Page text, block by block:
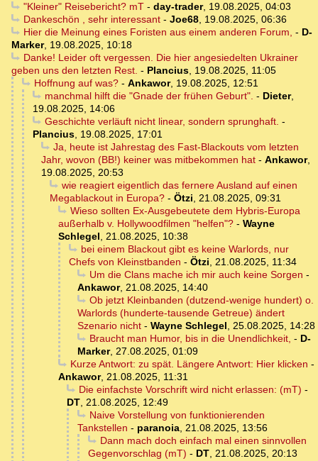
"Kleiner" Reisebericht? mT- day-trader, 19.08.2025, 04:03
Dankeschön , sehr interessant- Joe68, 19.08.2025, 06:36
Hier die Meinung eines Foristen aus einem anderen Forum, - D-
Marker, 19.08.2025, 10:18
Danke! Leider oft vergessen. Die hier angesiedelten Ukrainer
geben uns den letzten Rest. - Plancius, 19.08.2025, 11:05
Hoffnung auf was?- Ankawor, 19.08.2025, 12:51
manchmal hilft die "Gnade der frühen Geburt". - Dieter,
19.08.2025, 14:06
Geschichte verläuft nicht linear, sondern sprunghaft. -
Plancius, 19.08.2025, 17:01
Ja, heute ist Jahrestag des Fast-Blackouts vom letzten
Jahr, wovon (BB!) keiner was mitbekommen hat - Ankawor,
19.08.2025, 20:53
wie reagiert eigentlich das fernere Ausland auf einen
Megablackout in Europa? - Ötzi, 21.08.2025, 09:31
Wieso sollten Ex-Ausgebeutete dem Hybris-Europa
außerhalb v. Hollywoodfilmen "helfen"? - Wayne
Schlegel, 21.08.2025, 10:38
bei einem Blackout gibt es keine Warlords, nur
Chefs von Kleinstbanden - Ötzi, 21.08.2025, 11:34
Um die Clans mache ich mir auch keine Sorgen -
Ankawor, 21.08.2025, 14:40
Ob jetzt Kleinbanden (dutzend-wenige hundert) o.
Warlords (hunderte-tausende Getreue) ändert
Szenario nicht - Wayne Schlegel, 25.08.2025, 14:28
Braucht man Humor, bis in die Unendlichkeit, - D-
Marker, 27.08.2025, 01:09
Kurze Antwort: zu spät. Längere Antwort: Hier klicken -
Ankawor, 21.08.2025, 11:31
Die einfachste Vorschrift wird nicht erlassen: (mT) -
DT, 21.08.2025, 12:49
Naive Vorstellung von funktionierenden
Tankstellen - paranoia, 21.08.2025, 13:56
Dann mach doch einfach mal einen sinnvollen
Gegenvorschlag (mT) - DT, 21.08.2025, 20:13